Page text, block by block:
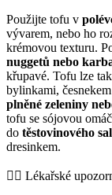
Použijte tofu v
vývarem, nebo ho
krémovou texturu.
nuggetů nebo
křupavé. Tofu lze
bylinkami,
plněné zeleniny
tofu se sójovou
do těstovinového
dresinkem.
👨‍⚕️️ Lékařské